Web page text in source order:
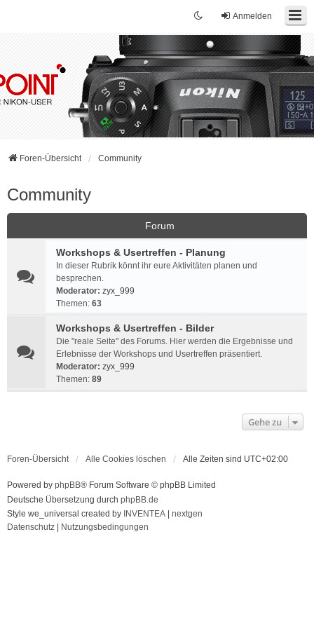
Anmelden
Foren-Übersicht Community
Community
Forum
Workshops & Usertreffen - Planung
In dieser Rubrik könnt ihr eure Aktivitäten planen und
besprechen.
Moderator: zyx_999
Themen: 63
Workshops & Usertreffen - Bilder
Die "reale Seite" des Forums. Hier werden die Ergebnisse und
Erlebnisse der Workshops und Usertreffen präsentiert.
Moderator: zyx_999
Themen: 89
Gehe zu
Foren-Übersicht Alle Cookies löschen Alle Zeiten sind UTC+02:00
Powered by phpBB® Forum Software © phpBB Limited
Deutsche Übersetzung durch phpBB.de
Style we_universal created by INVENTEA
nextgen
Datenschutz
Nutzungsbedingungen